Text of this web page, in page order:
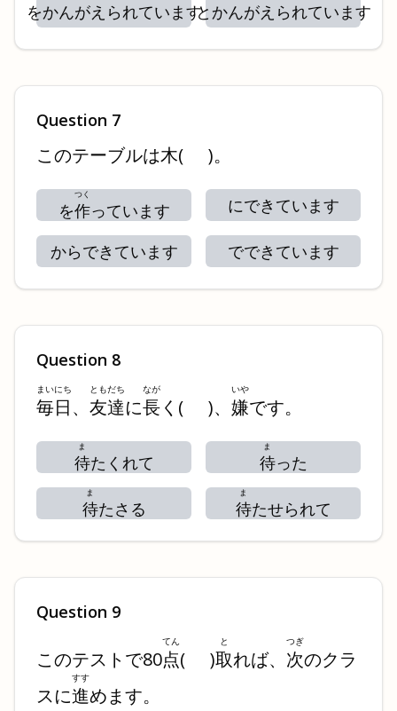
をかんがえられていますとかんがえられています
Question 7
このテーブルは木( )。
を作
つく
っています にできています
からできています でできています
Question 8
毎日
まいにち
、 友達
ともだち
に長
なが
く ( )、 嫌
いや
です。
待
ま
たくれて 待
ま
った
待
ま
たさる 待
ま
たせられて
Question 9
このテストで80点
てん
( )取
と
れば、 次
つぎ
のクラ
スに進
すす
めます。